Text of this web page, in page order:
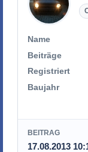
Name
Beiträge
Registriert
Baujahr
BEITRAG
17.08.2013